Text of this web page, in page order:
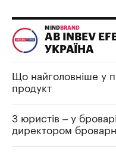
MIND BRAND
AB INBEV
УКРАЇНА
Що найголовніше у
продукт
З юристів – у
директором